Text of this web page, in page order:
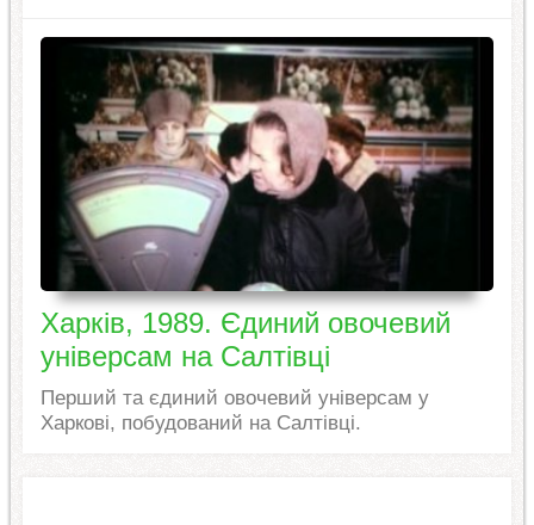
Харків, 1989. Єдиний овочевий
універсам на Салтівці
Перший та єдиний овочевий універсам у
Харкові, побудований на Салтівці.